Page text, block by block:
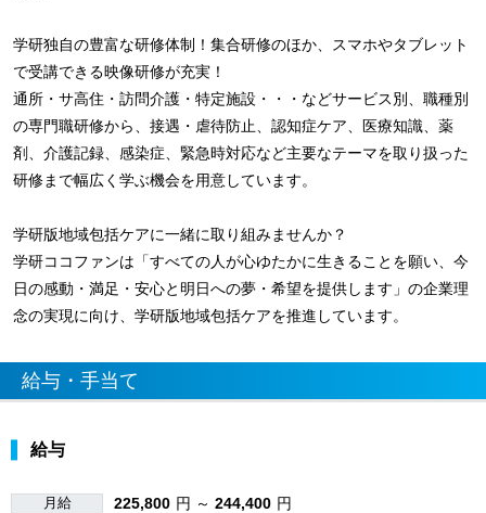
学研独自の豊富な研修体制！集合研修のほか、スマホやタブレット
で受講できる映像研修が充実！
通所・サ高住・訪問介護・特定施設・・・などサービス別、職種別
の専門職研修から、接遇・虐待防止、認知症ケア、医療知識、薬
剤、介護記録、感染症、緊急時対応など主要なテーマを取り扱った
研修まで幅広く学ぶ機会を用意しています。
学研版地域包括ケアに一緒に取り組みませんか？
学研ココファンは「すべての人が心ゆたかに生きることを願い、今
日の感動・満足・安心と明日への夢・希望を提供します」の企業理
念の実現に向け、学研版地域包括ケアを推進しています。
給与・手当て
給与
月給 225,800 円 ～ 244,400 円